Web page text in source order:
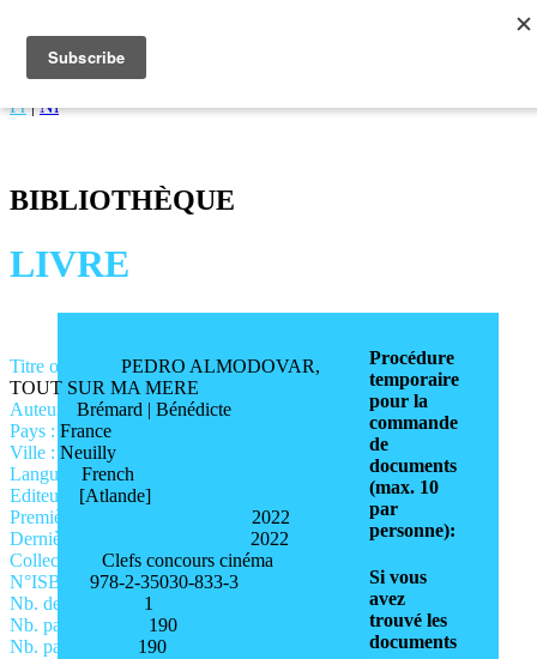
CINEMATEK
Fr|Nl
BIBLIOTHÈQUE
LIVRE
Titre original : PEDRO ALMODOVAR,
TOUT SUR MA MERE
Auteur : Brémard | Bénédicte
Pays : France
Ville : Neuilly
Langue : French
Editeur : [Atlande]
Première année de publication : 2022
Dernière année de publication : 2022
Collection : Clefs concours cinéma
N°ISBN : 978-2-35030-833-3
Nb. de volumes : 1
Nb. pages vol. 1 : 190
Nb. pages total : 190
Procédure
temporaire
pour la
commande
de
documents
(max. 10
par
personne):
Si vous
avez
trouvé les
documents